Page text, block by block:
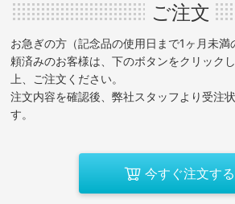
ご注文
お急ぎの方（記念品の使用日まで1ヶ月未満
頼済みのお客様は、下のボタンをクリック
上、ご注文ください。
注文内容を確認後、弊社スタッフより受注
す。
今すぐ注文する